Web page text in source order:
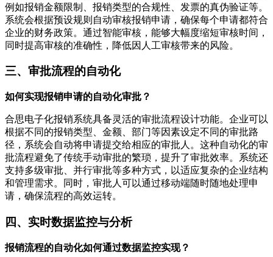
例如报销金额限制、报销类型的合规性、发票的真伪验证等。
系统会根据预设规则自动审核报销申请，确保每个申请都符合
企业的财务政策。通过智能审核，能够大幅度缩短审核时间，
同时提高审核的准确性，降低因人工审核带来的风险。
三、审批流程的自动化
如何实现报销申请的自动化审批？
合思电子化报销系统具备灵活的审批流程设计功能。企业可以
根据不同的报销类型、金额、部门等因素设定不同的审批路
径，系统会自动将申请提交给相应的审批人。这种自动化的审
批流程避免了传统手动审批的繁琐，提升了审批效率。系统还
支持多级审批、并行审批等多种方式，以适应复杂的企业结构
和管理需求。同时，审批人可以通过移动端随时随地处理申
请，确保流程的高效运转。
四、实时数据监控与分析
报销流程的自动化如何通过数据监控实现？